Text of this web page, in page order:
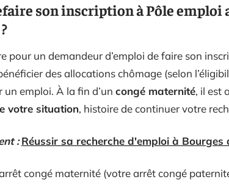
son inscription à Pôle emploi
pour un demandeur d’emploi de faire son
des allocations chômage (selon
emploi. À la fin d’un congé maternité, il est
votre situation, histoire de continuer votre
: Réussir sa recherche d'emploi à Bourges
congé maternité (votre arrêt congé